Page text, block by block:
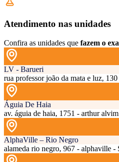
Atendimento nas unidades
Confira as unidades que fazem o
LV - Barueri
rua professor joão da mata e luz,
Águia De Haia
av. águia de haia, 1751 - arthur
AlphaVille – Rio Negro
alameda rio negro, 967 - alphaville -